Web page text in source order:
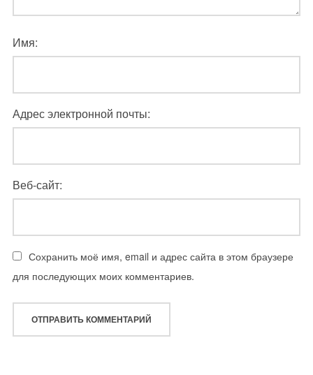
Имя:
Адрес электронной почты:
Веб-сайт:
Сохранить моё имя, email и адрес сайта в этом браузере
для последующих моих комментариев.